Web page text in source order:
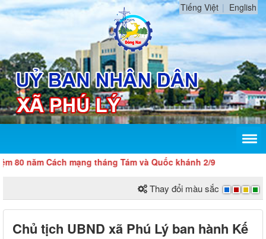
Tiếng Việt English
Cách mạng tháng Tám và Quốc khánh 2/9
Thay đổi màu sắc
Chủ tịch UBND xã Phú Lý ban hành Kế